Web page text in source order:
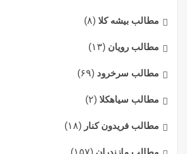
مطالب بیشه کلا (۸)
مطالب رویان (۱۳)
مطالب سرخرود (۶۹)
مطالب سیاهکلا (۲)
مطالب فریدون کنار (۱۸)
مطالب مازندران (۱۵۷)